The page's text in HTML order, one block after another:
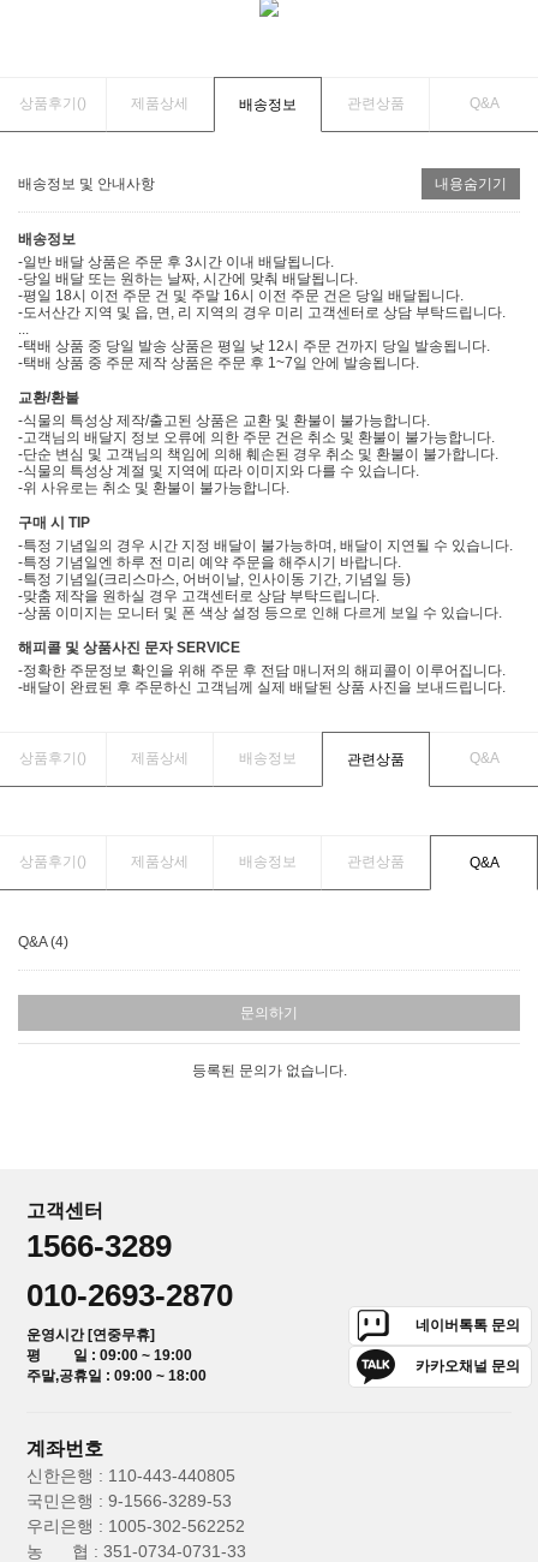
상품후기() 제품상세 배송정보 관련상품 Q&A
배송정보 및 안내사항 내용숨기기
배송정보
-일반 배달 상품은 주문 후 3시간 이내 배달됩니다.
-당일 배달 또는 원하는 날짜, 시간에 맞춰 배달됩니다.
-평일 18시 이전 주문 건 및 주말 16시 이전 주문 건은 당일 배달됩니다.
-도서산간 지역 및 읍, 면, 리 지역의 경우 미리 고객센터로 상담 부탁드립니다.
-택배 상품 중 당일 발송 상품은 평일 낮 12시 주문 건까지 당일 발송됩니다.
-택배 상품 중 주문 제작 상품은 주문 후 1~7일 안에 발송됩니다.
교환/환불
-식물의 특성상 제작/출고된 상품은 교환 및 환불이 불가능합니다.
-고객님의 배달지 정보 오류에 의한 주문 건은 취소 및 환불이 불가능합니다.
-단순 변심 및 고객님의 책임에 의해 훼손된 경우 취소 및 환불이 불가합니다.
-식물의 특성상 계절 및 지역에 따라 이미지와 다를 수 있습니다.
-위 사유로는 취소 및 환불이 불가능합니다.
구매 시 TIP
-특정 기념일의 경우 시간 지정 배달이 불가능하며, 배달이 지연될 수 있습니다.
-특정 기념일엔 하루 전 미리 예약 주문을 해주시기 바랍니다.
-특정 기념일(크리스마스, 어버이날, 인사이동 기간, 기념일 등)
-맞춤 제작을 원하실 경우 고객센터로 상담 부탁드립니다.
-상품 이미지는 모니터 및 폰 색상 설정 등으로 인해 다르게 보일 수 있습니다.
해피콜 및 상품사진 문자 SERVICE
-정확한 주문정보 확인을 위해 주문 후 전담 매니저의 해피콜이 이루어집니다.
-배달이 완료된 후 주문하신 고객님께 실제 배달된 상품 사진을 보내드립니다.
상품후기() 제품상세 배송정보 관련상품 Q&A
상품후기() 제품상세 배송정보 관련상품 Q&A
Q&A (4)
문의하기
등록된 문의가 없습니다.
고객센터
1566-3289
010-2693-2870
운영시간 [연중무휴]
평 일 : 09:00 ~ 19:00
주말,공휴일 : 09:00 ~ 18:00
네이버톡톡 문의
카카오채널 문의
계좌번호
신한은행 : 110-443-440805
국민은행 : 9-1566-3289-53
우리은행 : 1005-302-562252
농 협 : 351-0734-0731-33